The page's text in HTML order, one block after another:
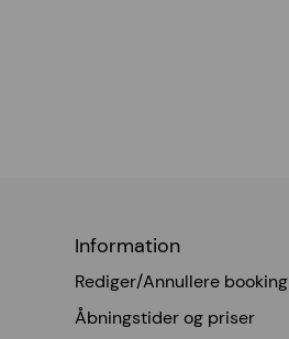
Information
Rediger/Annullere booking
Åbningstider og priser